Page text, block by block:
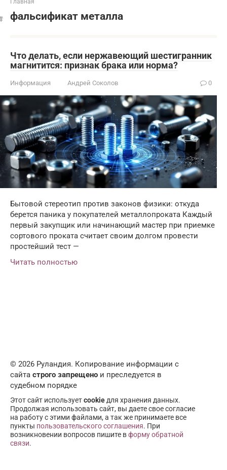
Главная
фальсификат металла
Что делать, если нержавеющий шестигранник
магнитится: признак брака или норма?
Информация Андрей Соколов 0
Бытовой стереотип против законов физики: откуда
берется паника у покупателей металлопроката Каждый
первый закупщик или начинающий мастер при приемке
сортового проката считает своим долгом провести
простейший тест —
Читать полностью
© 2026 Руландия. Копирование информации с
сайта строго запрещено и преследуется в
судебном порядке
Этот сайт используетcookieдля хранения данных.
Продолжая использовать сайт, вы даете свое согласие
на работу с этими файлами, а так же принимаете все
пункты пользовательского соглашения. При
возникновении вопросов пишите вформу обратной
связи.